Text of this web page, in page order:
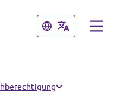
Schließen
Schließen